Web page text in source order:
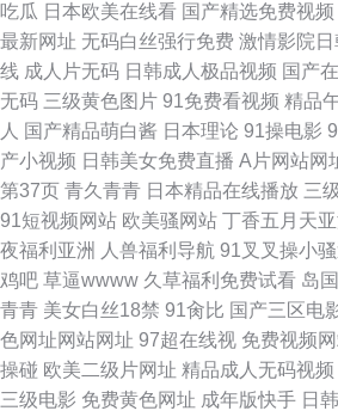
吃瓜 日本欧美在线看 国产精选免费视频
最新网址 无码白丝强行免费 激情影院日
线 成人片无码 日韩成人极品视频 国产
无码 三级黄色图片 91免费看视频 精品
人 国产精品萌白酱 日本理论 91操电影
产小视频 日韩美女免费直播 A片网站网
第37页 青久青青 日本精品在线播放 三
91短视频网站 欧美骚网站 丁香五月天亚
夜福利亚洲
人兽福利导航 91叉叉操小
鸡吧 草逼wwww 久草福利免费试看 岛
青青 美女白丝18禁 91肏比 国产三区电
色网址网站网址 97超在线视 免费视频
操碰 欧美二级片网址 精品成人无码视频
三级电影 免费黄色网址 成年版快手 日